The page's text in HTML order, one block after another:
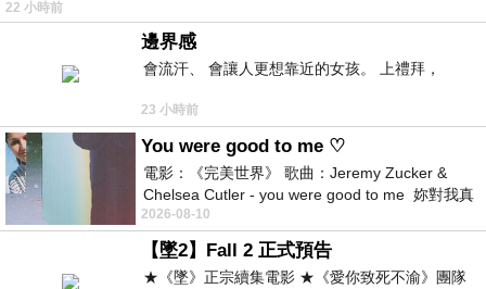
華的商業街上，有兩家傳統
22 小時前
邊界感
會流汗、 會讓人更想靠近的女孩。 上禮拜，
23 小時前
You were good to me ♡
電影：《完美世界》 歌曲：Jeremy Zucker &
Chelsea Cutler - you were good to me 妳對我真
好 因
2026-08-10
【墜2】Fall 2 正式預告
★《墜》正宗續集電影 ★《愛你致死不渝》團隊